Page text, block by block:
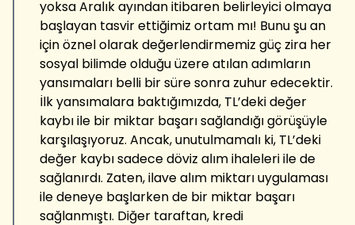
yoksa Aralık ayından itibaren belirleyici olmaya
başlayan tasvir ettiğimiz ortam mı! Bunu şu an
için öznel olarak değerlendirmemiz güç zira her
sosyal bilimde olduğu üzere atılan adımların
yansımaları belli bir süre sonra zuhur edecektir.
İlk yansımalara baktığımızda, TL’deki değer
kaybı ile bir miktar başarı sağlandığı görüşüyle
karşılaşıyoruz. Ancak, unutulmamalı ki, TL’deki
değer kaybı sadece döviz alım ihaleleri ile de
sağlanırdı. Zaten, ilave alım miktarı uygulaması
ile deneye başlarken de bir miktar başarı
sağlanmıştı. Diğer taraftan, kredi